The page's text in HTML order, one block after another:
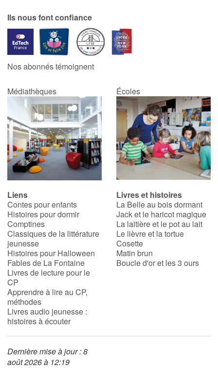
Ils nous font confiance
Nos abonnés témoignent
Médiathèques Écoles
Liens
Contes pour enfants
Histoires pour dormir
Comptines
Classiques de la littérature
jeunesse
Histoires pour Halloween
Fables de La Fontaine
Livres de lecture pour le
CP
Apprendre à lire au CP,
méthodes
Livres audio jeunesse :
histoires à écouter
Livres et histoires
La Belle au bois dormant
Jack et le haricot magique
La laitière et le pot au lait
Le lièvre et la tortue
Cosette
Matin brun
Boucle d'or et les 3 ours
Dernière mise à jour : 8
août 2026 à 12:19